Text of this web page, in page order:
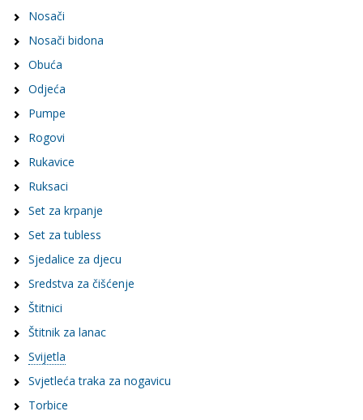
Nosači
Nosači bidona
Obuća
Odjeća
Pumpe
Rogovi
Rukavice
Ruksaci
Set za krpanje
Set za tubless
Sjedalice za djecu
Sredstva za čišćenje
Štitnici
Štitnik za lanac
Svijetla
Svjetleća traka za nogavicu
Torbice